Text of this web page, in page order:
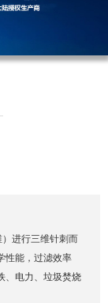
进行三维针刺而
性能，过滤效率
、电力、垃圾焚烧